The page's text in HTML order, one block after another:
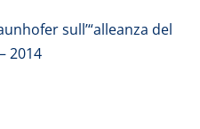
sull’“alleanza del
2014